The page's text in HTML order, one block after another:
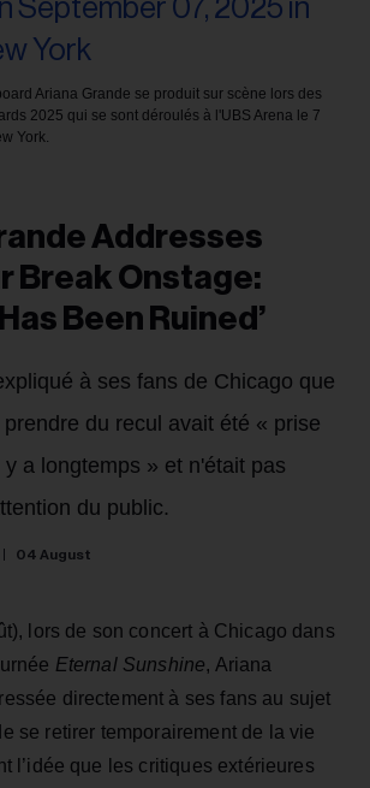
Ariana Grande se produit sur scène lors des
2025 qui se sont déroulés à l'UBS Arena le 7
York.
Addresses
Break Onstage:
Been Ruined’
à ses fans de Chicago que
du recul avait été « prise
a longtemps » et n'était pas
du public.
04 August
lors de son concert à Chicago dans
Eternal Sunshine, Ariana
directement à ses fans au sujet
se retirer temporairement de la vie
l’idée que les critiques extérieures